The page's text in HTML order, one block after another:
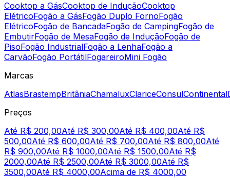
Cooktop a GásCooktop de InduçãoCooktop
ElétricoFogão a GásFogão Duplo FornoFogão
ElétricoFogão de BancadaFogão de CampingFogão de
EmbutirFogão de MesaFogão de InduçãoFogão de
PisoFogão IndustrialFogão a LenhaFogão a
CarvãoFogão PortátilFogareiroMini Fogão
Marcas
AtlasBrastempBritâniaChamaluxClariceConsulContinental
Preços
Até R$ 200,00Até R$ 300,00Até R$ 400,00Até R$
500,00Até R$ 600,00Até R$ 700,00Até R$ 800,00Até
R$ 900,00Até R$ 1000,00Até R$ 1500,00Até R$
2000,00Até R$ 2500,00Até R$ 3000,00Até R$
3500,00Até R$ 4000,00Acima de R$ 4000,00